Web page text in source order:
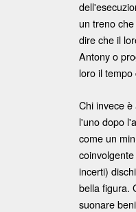
un treno
dire che il
Antony o
loro il
Chi invece
l'uno dopo
come un
incerti)
bella figura.
suonare